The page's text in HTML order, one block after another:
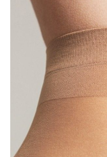
ZDJĘCIA
ZDJĘCIA
Tabela rozmiarów
+
DODAJ DO KOSZYKA
Jak złożyć zamówienie